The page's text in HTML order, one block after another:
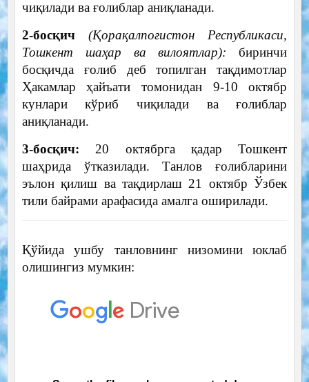
чиқилади ва ғолиблар аниқланади.
2-босқич
(Қорақалпоғистон Республикаси,
Тошкент шаҳар ва вилоятлар): биринчи
босқичда ғолиб деб топилган тақдимотлар
Ҳакамлар ҳайъати томонидан 9-10 октябр
кунлари кўриб чиқилади ва ғолиблар
аниқланади.
3-босқич: 20 октябрга қадар Тошкент
шаҳрида ўтказилади. Танлов ғолибларини
эълон қилиш ва тақдирлаш 21 октябр Ўзбек
тили байрами арафасида амалга оширилади.
Қўйида ушбу танловнинг низомини юклаб
олишингиз мумкин: